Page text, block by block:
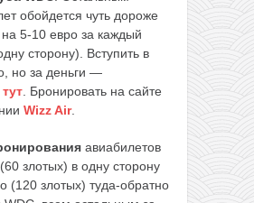
обойдется чуть дороже
5-10 евро за каждый
сторону). Вступить в
но за деньги —
тут. Бронировать на сайте
Wizz Air.
авиабилетов
злотых) в одну сторону
(120 злотых) туда-обратно